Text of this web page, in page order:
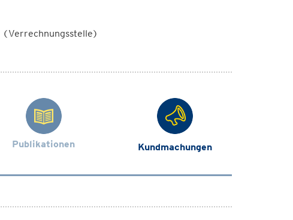
(Verrechnungsstelle)
Publikationen Kundmachungen